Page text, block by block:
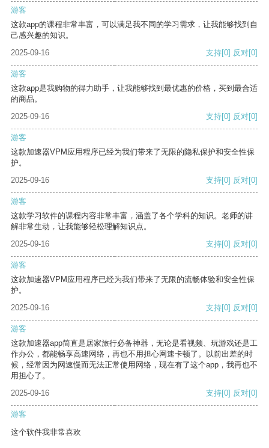
游客
这款app的课程非常丰富，可以满足我不同的学习需求，让我能够找到自
己感兴趣的知识。
2025-09-16
支持[0] 反对[0]
游客
这款app是我购物的得力助手，让我能够找到最优惠的价格，买到最合适
的商品。
2025-09-16
支持[0] 反对[0]
游客
这款加速器VPM应用程序已经为我们带来了无限的隐私保护和安全性保
护。
2025-09-16
支持[0] 反对[0]
游客
这款学习软件的课程内容非常丰富，涵盖了各个学科的知识。老师的讲
解非常生动，让我能够轻松理解知识点。
2025-09-16
支持[0] 反对[0]
游客
这款加速器VPM应用程序已经为我们带来了无限的流畅体验和安全性保
护。
2025-09-16
支持[0] 反对[0]
游客
这款加速器app简直是居家旅行必备神器，无论是看视频、玩游戏还是工
作办公，都能畅享高速网络，再也不用担心网速卡顿了。以前出差的时
候，经常因为网速慢而无法正常使用网络，现在有了这个app，我再也不
用担心了。
2025-09-16
支持[0] 反对[0]
游客
这个软件我非常喜欢